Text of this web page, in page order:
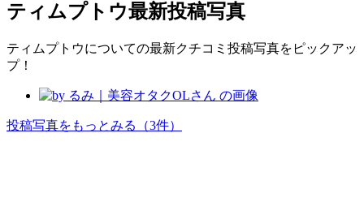
ティムプトウ最新投稿写真
ティムプトウについての最新クチコミ投稿写真をピックアッ
プ！
投稿写真をもっとみる （3件）